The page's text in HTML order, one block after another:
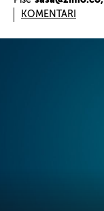
KOMENTARI